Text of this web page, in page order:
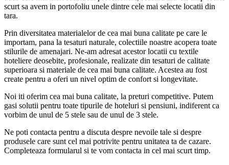
scurt sa avem in portofoliu unele dintre cele mai selecte locatii din
tara.
Prin diversitatea materialelor de cea mai buna calitate pe care le
importam, pana la tesaturi naturale, colectiile noastre acopera toate
stilurile de amenajari. Ne-am adresat acestor locatii cu textile
hoteliere deosebite, profesionale, realizate din tesaturi de calitate
superioara si materiale de cea mai buna calitate. Acestea au fost
create pentru a oferi un nivel optim de confort si longevitate.
Noi iti oferim cea mai buna calitate, la preturi competitive. Putem
gasi solutii pentru toate tipurile de hoteluri si pensiuni, indiferent ca
vorbim de unul de 5 stele sau de unul de 3 stele.
Ne poti contacta pentru a discuta despre nevoile tale si despre
produsele care sunt cel mai potrivite pentru unitatea ta de cazare.
Completeaza formularul si te vom contacta in cel mai scurt timp.